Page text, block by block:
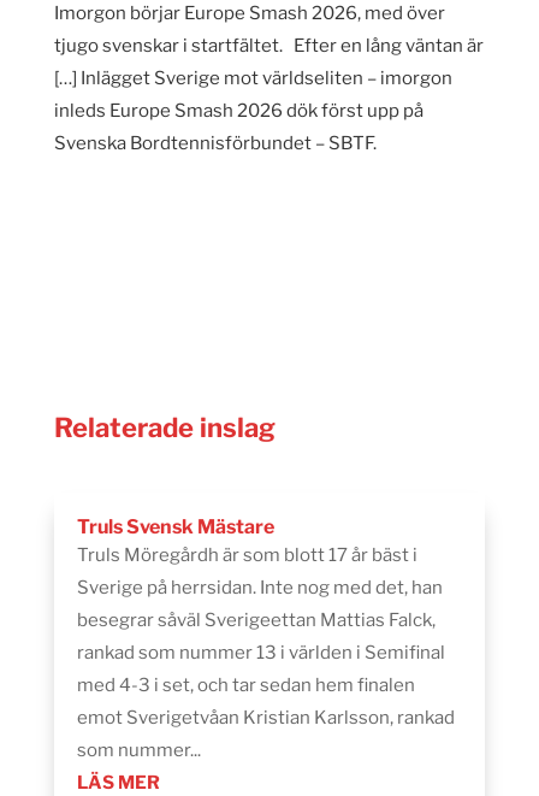
Imorgon börjar Europe Smash 2026, med över
tjugo svenskar i startfältet. Efter en lång väntan är
[…] Inlägget Sverige mot världseliten – imorgon
inleds Europe Smash 2026 dök först upp på
Svenska Bordtennisförbundet – SBTF.
Relaterade inslag
Truls Svensk Mästare
Truls Möregårdh är som blott 17 år bäst i
Sverige på herrsidan. Inte nog med det, han
besegrar såväl Sverigeettan Mattias Falck,
rankad som nummer 13 i världen i Semifinal
med 4-3 i set, och tar sedan hem finalen
emot Sverigetvåan Kristian Karlsson, rankad
som nummer...
LÄS MER